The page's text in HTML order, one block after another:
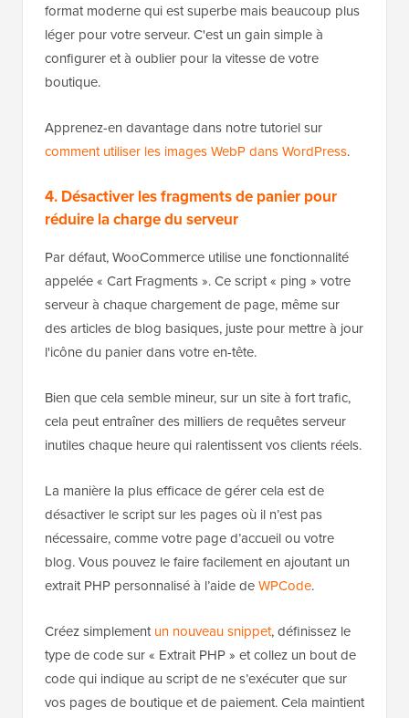
format moderne qui est superbe mais beaucoup plus
léger pour votre serveur. C'est un gain simple à
configurer et à oublier pour la vitesse de votre
boutique.
Apprenez-en davantage dans notre tutoriel sur
comment utiliser les images WebP dans WordPress.
4. Désactiver les fragments de panier pour
réduire la charge du serveur
Par défaut, WooCommerce utilise une fonctionnalité
appelée « Cart Fragments ». Ce script « ping » votre
serveur à chaque chargement de page, même sur
des articles de blog basiques, juste pour mettre à jour
l'icône du panier dans votre en-tête.
Bien que cela semble mineur, sur un site à fort trafic,
cela peut entraîner des milliers de requêtes serveur
inutiles chaque heure qui ralentissent vos clients réels.
La manière la plus efficace de gérer cela est de
désactiver le script sur les pages où il n’est pas
nécessaire, comme votre page d’accueil ou votre
blog. Vous pouvez le faire facilement en ajoutant un
extrait PHP personnalisé à l’aide deWPCode.
Créez simplementun nouveau snippet, définissez le
type de code sur « Extrait PHP » et collez un bout de
code qui indique au script de ne s’exécuter que sur
vos pages de boutique et de paiement. Cela maintient